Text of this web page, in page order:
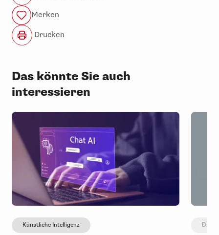
Merken
Drucken
Das könnte Sie auch
interessieren
Künstliche Intelligenz